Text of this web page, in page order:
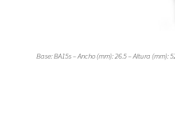
Base: BA15s – Ancho (mm): 26.5 – Altura (mm):